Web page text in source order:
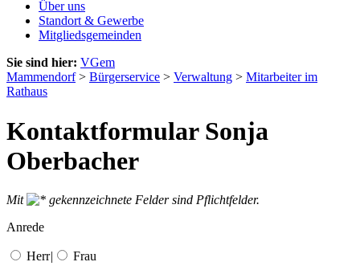
Über uns
Standort & Gewerbe
Mitgliedsgemeinden
Sie sind hier: VGem
Mammendorf> Bürgerservice > Verwaltung > Mitarbeiter im
Rathaus
Kontaktformular Sonja
Oberbacher
Mit
gekennzeichnete Felder sind Pflichtfelder.
Anrede
Herr| Frau